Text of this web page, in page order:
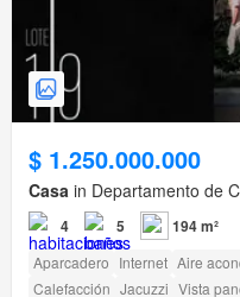
$ 1.250.000.000
Casa in Departamento de
4 5 194 m²
Aparcadero Internet Aire
Calefacción Jacuzzi Vista